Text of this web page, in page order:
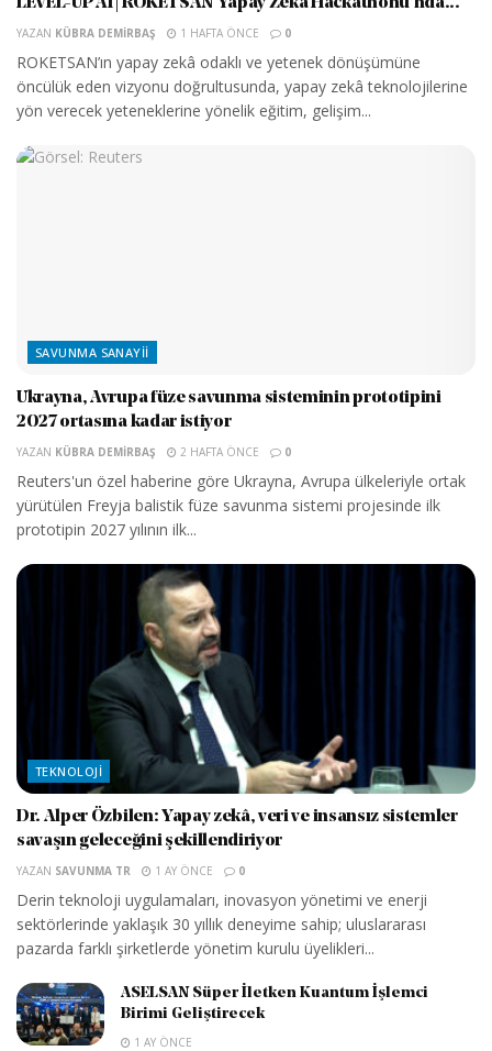
YAZAN KÜBRA DEMIRBAŞ 1 HAFTA ÖNCE 0
ROKETSAN’ın yapay zekâ odaklı ve yetenek dönüşümüne
öncülük eden vizyonu doğrultusunda, yapay zekâ teknolojilerine
yön verecek yeteneklerine yönelik eğitim, gelişim...
SAVUNMA SANAYII
Ukrayna, Avrupa füze savunma sisteminin prototipini
2027 ortasına kadar istiyor
YAZAN KÜBRA DEMIRBAŞ 2 HAFTA ÖNCE 0
Reuters'un özel haberine göre Ukrayna, Avrupa ülkeleriyle ortak
yürütülen Freyja balistik füze savunma sistemi projesinde ilk
prototipin 2027 yılının ilk...
TEKNOLOJI
Dr. Alper Özbilen: Yapay zekâ, veri ve insansız sistemler
savaşın geleceğini şekillendiriyor
YAZAN SAVUNMA TR 1 AY ÖNCE 0
Derin teknoloji uygulamaları, inovasyon yönetimi ve enerji
sektörlerinde yaklaşık 30 yıllık deneyime sahip; uluslararası
pazarda farklı şirketlerde yönetim kurulu üyelikleri...
ASELSAN Süper İletken Kuantum İşlemci
Birimi Geliştirecek
1 AY ÖNCE